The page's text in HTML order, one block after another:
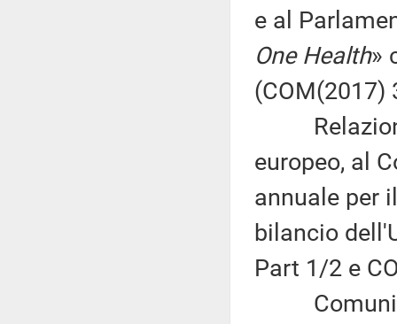
e al
One Health»
(COM(2017)
Relazione
europeo, al
annuale per
bilancio
Part 1/2 e